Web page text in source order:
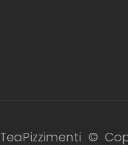
TeaPizzimenti ©